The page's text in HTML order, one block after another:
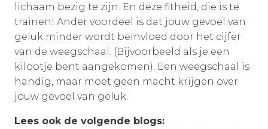
lichaam bezig te zijn. En deze fitheid, die is te
trainen! Ander voordeel is dat jouw gevoel van
geluk minder wordt beïnvloed door het cijfer
van de weegschaal. (Bijvoorbeeld als je een
kilootje bent aangekomen). Een weegschaal is
handig, maar moet geen macht krijgen over
jouw gevoel van geluk.
Lees ook de volgende blogs: